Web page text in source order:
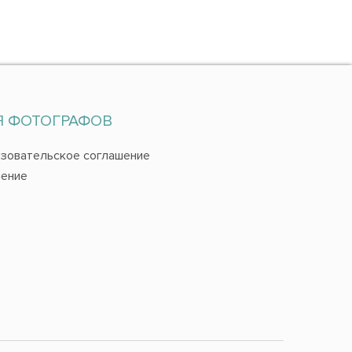
ФОТОГРАФОВ
соглашение